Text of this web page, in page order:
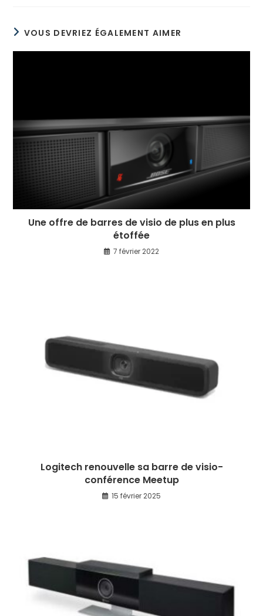
VOUS DEVRIEZ ÉGALEMENT AIMER
Une offre de barres de visio de plus en plus
étoffée
7 février 2022
Logitech renouvelle sa barre de visio-
conférence Meetup
15 février 2025